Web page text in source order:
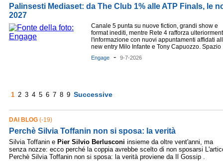
Palinsesti Mediaset: da The Club 1% alle ATP Finals, le
2027
Canale 5 punta su nuove fiction, grandi show e
format inediti, mentre Rete 4 rafforza
l'informazione con nuovi appuntamenti affidati
new entry Milo Infante e Tony Capuozzo. Spazio
Engage - 9-7-2026
1 2 3 4 5 6 7 8 9 Successive
DAI BLOG (-19)
Perchè Silvia Toffanin non si sposa: la verità
Silvia Toffanin e Pier Silvio Berlusconi insieme da oltre vent'anni, ma
senza nozze: ecco perché la coppia avrebbe scelto di non sposarsi
Perchè Silvia Toffanin non si sposa: la verità proviene da Il Gossip .